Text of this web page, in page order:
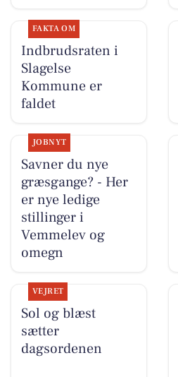
FAKTA OM
Indbrudsraten i
Slagelse
Kommune er
faldet
JOBNYT
Savner du nye
græsgange? - Her
er nye ledige
stillinger i
Vemmelev og
omegn
VEJRET
Sol og blæst
sætter
dagsordenen